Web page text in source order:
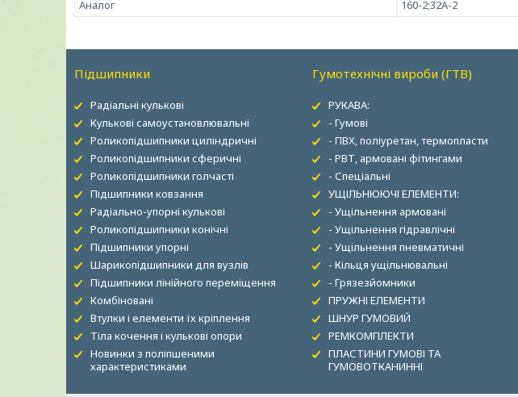
Аналог
160-2;32А-2
Підшипники
Радіальні кулькові
Кулькові самоустановлювальні
Роликопідшипники циліндричні
Роликопідшипники сферичні
Роликопідшипники голчасті
Підшипники ковзання
Радіально-упорні кулькові
Роликопідшипники конічні
Підшипники упорні
Шарикопідшипники для вузлів
Підшипники лінійного переміщення
Комбіновані
Втулки і елементи їх кріплення
Тіла кочення і кулькові опори
Новинки з поліпшеними
характеристиками
Гумотехнічні вироби (ГТВ)
РУКАВА:
- Гумові
- ПВХ, поліуретан, термопласти
- РВТ, армовані фітингами
- Спеціальні
УЩІЛЬНЮЮЧІ ЕЛЕМЕНТИ:
- Ущільнення армовані
- Ущільнення гідравлічні
- Ущільнення пневматичні
- Кільця ущільнювальні
- Грязезйомники
ПРУЖНІ ЕЛЕМЕНТИ
ШНУР ГУМОВИЙ
РЕМКОМПЛЕКТИ
ПЛАСТИНИ ГУМОВІ ТА
ГУМОВОТКАНИННІ